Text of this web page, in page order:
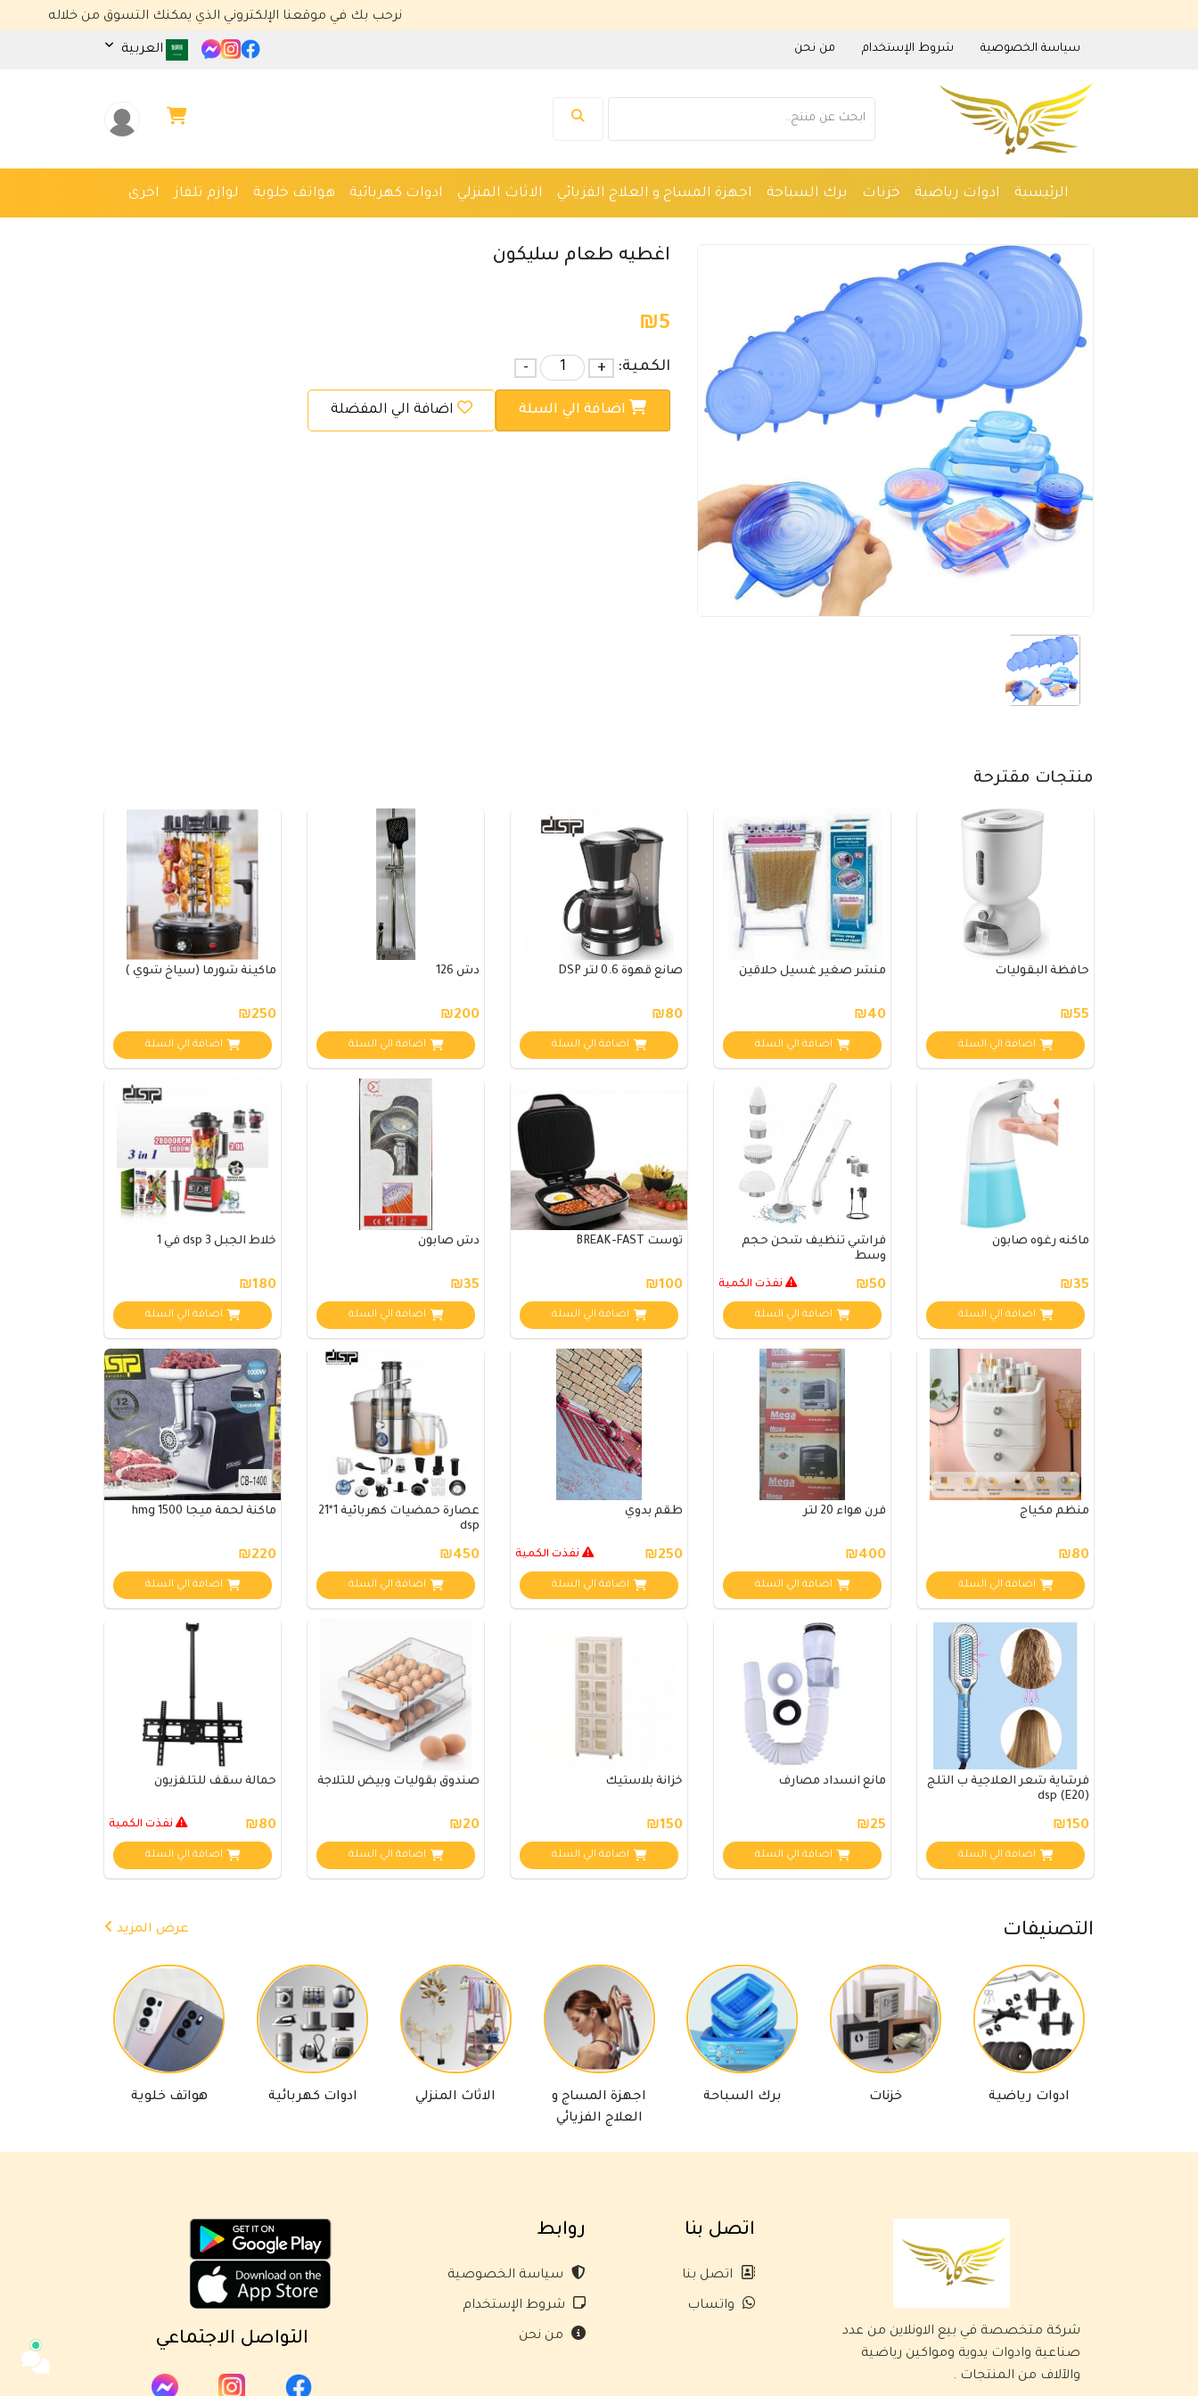
نرحب بك في موقعنا الإلكتروني الذي يمكنك التسوق من خلاله
سياسة الخصوصية شروط الإستخدام من نحن العربية
الرئيسية ادوات رياضية خزنات برك السباحة اجهزة المساج و العلاج الفزيائي الاثاث المنزلي ادوات كهربائية هواتف خلوية لوازم تلفاز اخرى
اغطيه طعام سليكون
₪5
الكمية: +
-
اضافة الي السلة اضافة الي المفضلة
منتجات مقترحة
حافظة البقوليات
₪55
اضافة الي السلة
منشر صغير غسيل حلاقين
₪40
اضافة الي السلة
صانع قهوة 0.6 لتر DSP
₪80
اضافة الي السلة
دش 126
₪200
اضافة الي السلة
ماكينة شورما (سياخ شوي )
₪250
اضافة الي السلة
ماكنه رغوه صابون
₪35
اضافة الي السلة
فراشي تنظيف شحن حجم
وسط
₪50 نفذت الكمية
اضافة الي السلة
توست BREAK-FAST
₪100
اضافة الي السلة
دش صابون
₪35
اضافة الي السلة
خلاط الجبل dsp 3 في 1
₪180
اضافة الي السلة
منظم مكياج
₪80
اضافة الي السلة
فرن هواء 20 لتر
₪400
اضافة الي السلة
طقم بدوي
₪250 نفذت الكمية
اضافة الي السلة
عصارة حمضيات كهربائية 1*21
dsp
₪450
اضافة الي السلة
ماكنة لحمة ميجا hmg 1500
₪220
اضافة الي السلة
فرشاية شعر العلاجية ب الثلج
dsp (E20)
₪150
اضافة الي السلة
مانع انسداد مصارف
₪25
اضافة الي السلة
خزانة بلاستيك
₪150
اضافة الي السلة
صندوق بقوليات وبيض للثلاجة
₪20
اضافة الي السلة
حمالة سقف للتلفزيون
₪80 نفذت الكمية
اضافة الي السلة
التصنيفات عرض المزيد
ادوات رياضية خزنات برك السباحة
اجهزة المساج و
العلاج الفزيائي
الاثاث المنزلي ادوات كهربائية هواتف خلوية
مساعد كايا للتسويق الإلكتروني
متصل الآن
مرحباً 👋 أنا مساعدك الذكي في كايا
شركة متخصصة في بيع الاونلاين من عدد
صناعية وادوات يدوية ومواكين رياضية
والآلاف من المنتجات .
اتصل بنا
اتصل بنا
واتساب
روابط
سياسة الخصوصية
شروط الإستخدام
من نحن التواصل الاجتماعي